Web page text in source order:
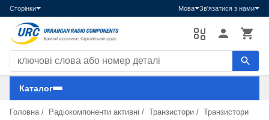
Сторінки Мова Зв'язатися з нами
Пошук компонентів
Каталог
Головна / Радіокомпоненти активні / Транзистори / Транзистори